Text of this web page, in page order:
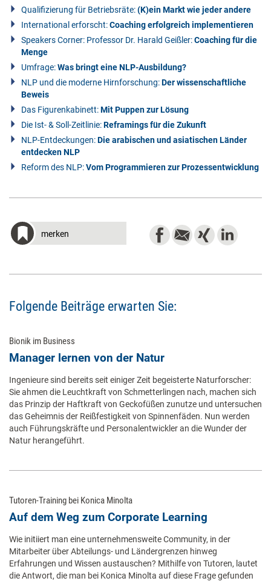
Qualifizierung für Betriebsräte:(K)ein Markt wie jeder andere
International erforscht:Coaching erfolgreich implementieren
Speakers Corner: Professor Dr. Harald Geißler:Coaching für die
Menge
Umfrage:Was bringt eine NLP-Ausbildung?
NLP und die moderne Hirnforschung:Der wissenschaftliche
Beweis
Das Figurenkabinett:Mit Puppen zur Lösung
Die Ist- & Soll-Zeitlinie:Reframings für die Zukunft
NLP-Entdeckungen:Die arabischen und asiatischen Länder
entdecken NLP
Reform des NLP:Vom Programmieren zur Prozessentwicklung
merken
Folgende Beiträge erwarten Sie:
Bionik im Business
Manager lernen von der Natur
Ingenieure sind bereits seit einiger Zeit begeisterte Naturforscher:
Sie ahmen die Leuchtkraft von Schmetterlingen nach, machen sich
das Prinzip der Haftkraft von Geckofüßen zunutze und untersuchen
das Geheimnis der Reißfestigkeit von Spinnenfäden. Nun werden
auch Führungskräfte und Personalentwickler an die Wunder der
Natur herangeführt.
Tutoren-Training bei Konica Minolta
Auf dem Weg zum Corporate Learning
Wie initiiert man eine unternehmensweite Community, in der
Mitarbeiter über Abteilungs- und Ländergrenzen hinweg
Erfahrungen und Wissen austauschen? Mithilfe von Tutoren, lautet
die Antwort, die man bei Konica Minolta auf diese Frage gefunden